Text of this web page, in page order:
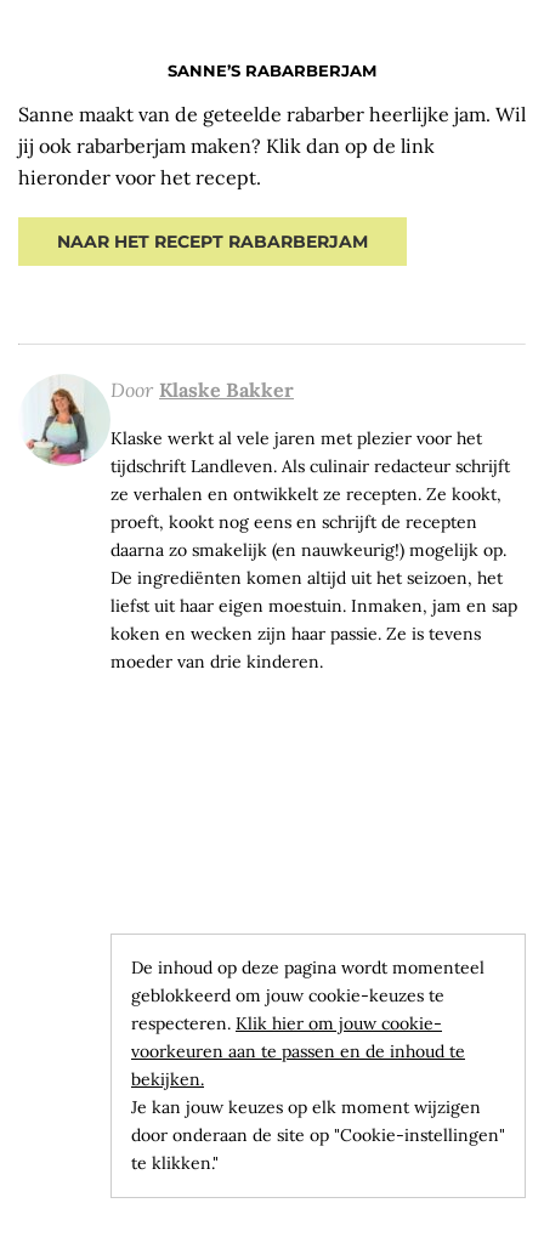
SANNE’S RABARBERJAM
Sanne maakt van de geteelde rabarber heerlijke jam. Wil
jij ook rabarberjam maken? Klik dan op de link
hieronder voor het recept.
NAAR HET RECEPT RABARBERJAM
Door Klaske Bakker
Klaske werkt al vele jaren met plezier voor het
tijdschrift Landleven. Als culinair redacteur schrijft
ze verhalen en ontwikkelt ze recepten. Ze kookt,
proeft, kookt nog eens en schrijft de recepten
daarna zo smakelijk (en nauwkeurig!) mogelijk op.
De ingrediënten komen altijd uit het seizoen, het
liefst uit haar eigen moestuin. Inmaken, jam en sap
koken en wecken zijn haar passie. Ze is tevens
moeder van drie kinderen.
De inhoud op deze pagina wordt momenteel
geblokkeerd om jouw cookie-keuzes te
respecteren. Klik hier om jouw cookie-
voorkeuren aan te passen en de inhoud te
bekijken.
Je kan jouw keuzes op elk moment wijzigen
door onderaan de site op "Cookie-instellingen"
te klikken."